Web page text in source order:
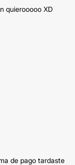
quierooooo XD
de pago tardaste